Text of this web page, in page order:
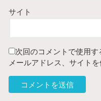
サイト
次回のコメントで使用す
メールアドレス、サイトを